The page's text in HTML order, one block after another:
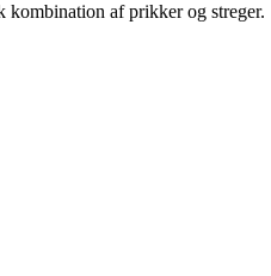
kombination af prikker og streger.